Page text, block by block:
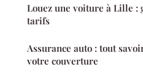
Louez une voiture à Lille :
tarifs
Assurance auto : tout
votre couverture